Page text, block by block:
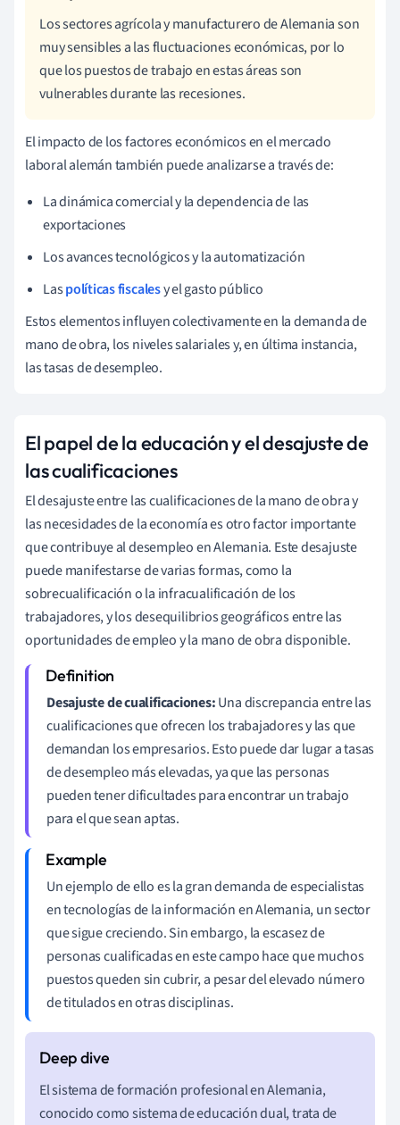
Los sectores agrícola y manufacturero de Alemania son
muy sensibles a las fluctuaciones económicas, por lo
que los puestos de trabajo en estas áreas son
vulnerables durante las recesiones.
El impacto de los factores económicos en el mercado
laboral alemán también puede analizarse a través de:
La dinámica comercial y la dependencia de las
exportaciones
Los avances tecnológicos y la automatización
Laspolíticas fiscalesy el gasto público
Estos elementos influyen colectivamente en la demanda de
mano de obra, los niveles salariales y, en última instancia,
las tasas de desempleo.
El papel de la educación y el desajuste de
las cualificaciones
El desajuste entre las cualificaciones de la mano de obra y
las necesidades de la economía es otro factor importante
que contribuye al desempleo en Alemania. Este desajuste
puede manifestarse de varias formas, como la
sobrecualificación o la infracualificación de los
trabajadores, y los desequilibrios geográficos entre las
oportunidades de empleo y la mano de obra disponible.
Desajuste de cualificaciones:Una discrepancia entre las
cualificaciones que ofrecen los trabajadores y las que
demandan los empresarios. Esto puede dar lugar a tasas
de desempleo más elevadas, ya que las personas
pueden tener dificultades para encontrar un trabajo
para el que sean aptas.
Un ejemplo de ello es la gran demanda de especialistas
en tecnologías de la información en Alemania, un sector
que sigue creciendo. Sin embargo, la escasez de
personas cualificadas en este campo hace que muchos
puestos queden sin cubrir, a pesar del elevado número
de titulados en otras disciplinas.
El sistema de formación profesional en Alemania,
conocido como sistema de educación dual, trata de